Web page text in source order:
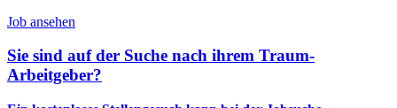
Job ansehen
Sie sind auf der Suche nach ihrem Traum-
Arbeitgeber?